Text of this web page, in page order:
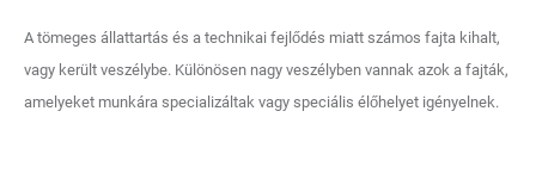
A tömeges állattartás és a technikai fejlődés miatt számos fajta kihalt,
vagy került veszélybe. Különösen nagy veszélyben vannak azok a fajták,
amelyeket munkára specializáltak vagy speciális élőhelyet igényelnek.